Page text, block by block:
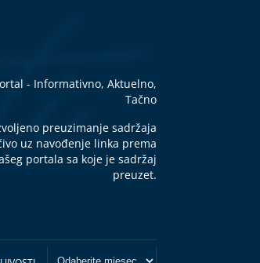
- Informativno, Aktuelno,
Tačno
preuzimanje sadržaja
uz navođenje linka prema
portala sa koje je sadržaj
preuzet.